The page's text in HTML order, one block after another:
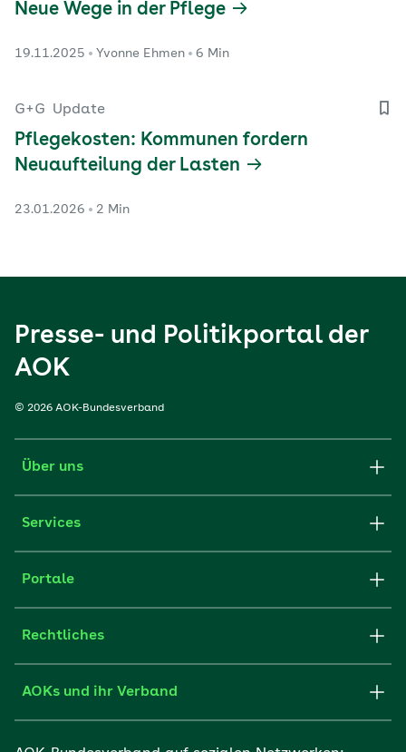
Neue Wege in der Pflege
19.11.2025 Yvonne Ehmen 6 Min
G+G Update
Pflegekosten: Kommunen fordern
Neuaufteilung der Lasten
23.01.2026 2 Min
Presse- und Politikportal der
AOK
© 2026 AOK-Bundesverband
Über uns
Services
Portale
Rechtliches
AOKs und ihr Verband